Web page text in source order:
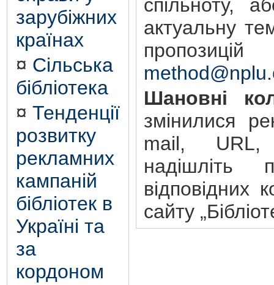
зарубіжних
країнах
¤ Сільська
бібліотека
¤ Тенденції
розвитку
рекламних
кампаній
бібліотек в
Україні та
за
кордоном
спільноту,
актуальну
Шановні
змінилися
mail,
надішліть
відповідних
сайту